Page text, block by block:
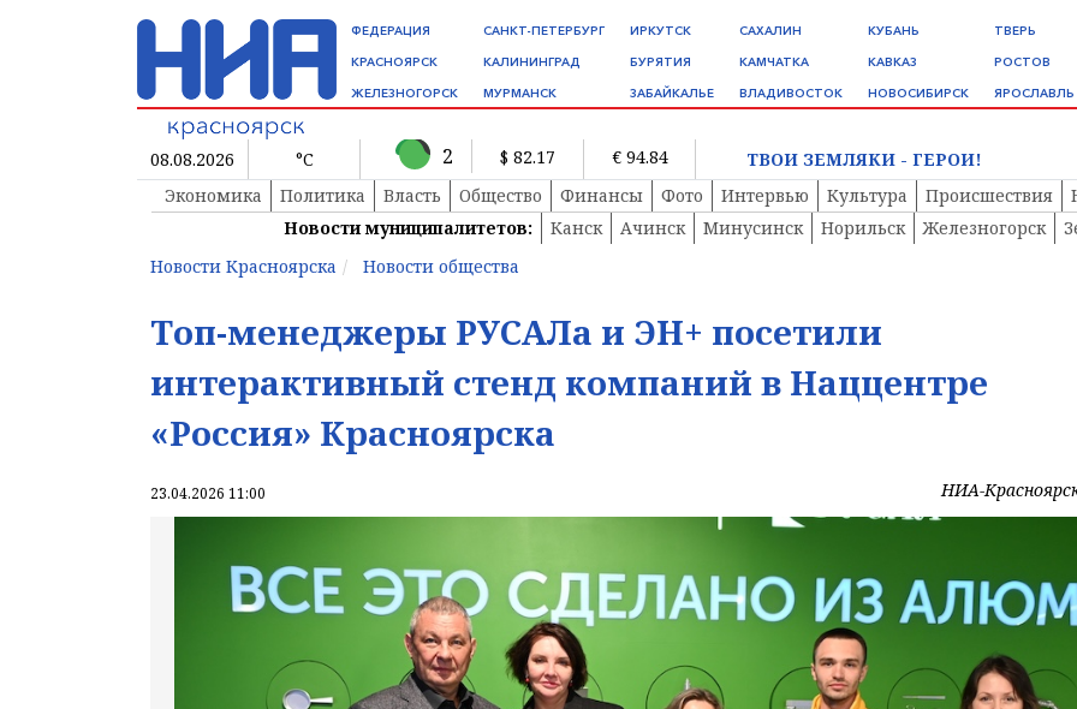
ФЕДЕРАЦИЯ
КРАСНОЯРСК
ЖЕЛЕЗНОГОРСК
САНКТ-ПЕТЕРБУРГ
КАЛИНИНГРАД
МУРМАНСК
ИРКУТСК
БУРЯТИЯ
ЗАБАЙКАЛЬЕ
САХАЛИН
КАМЧАТКА
ВЛАДИВОСТОК
КУБАНЬ
КАВКАЗ
НОВОСИБИРСК
ТВЕРЬ
РОСТОВ
ЯРОСЛАВЛЬ
08.08.2026 °C 2 $ 82.17 € 94.84
ТВОИ ЗЕМЛЯКИ - ГЕРОИ!
Экономика
Политика Власть Общество Финансы Фото Интервью Культура Происшествия
Новости муниципалитетов:
Канск Ачинск Минусинск Норильск Железногорск
Новости Красноярска
Новости общества
Топ-менеджеры РУСАЛа и ЭН+ посетили
интерактивный стенд компаний в Наццентре
«Россия» Красноярска
23.04.2026 11:00 НИА-